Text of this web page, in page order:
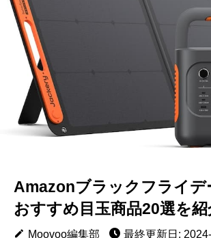
Amazonブラックフライデ
おすすめ目玉商品20選を紹
Moovoo編集部
最終更新日: